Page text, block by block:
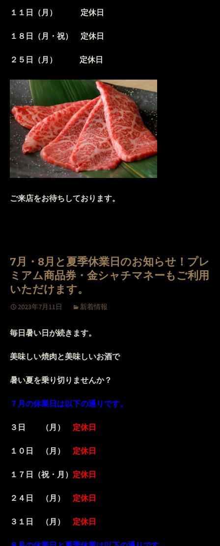
１１日（月） 定休日
１８日（月・祝） 定休日
２５日（月） 定休日
ご来店をお待ちしております。
7月・8月と夏季休業日のお知らせ！プレ
ミアム商品券・金シャチマネーもご利用
いただけます。
2023年7月11日 新着情報
毎日暑い日が続きます。
美味しい焼肉と美味しいお酒で
暑い夏を乗り切りませんか？
７月の休業日は以下の通りです。
３日 （月） 定休日
１０日 （月） 定休日
１７日（祝・月） 定休日
２４日 （月） 定休日
３１日 （月） 定休日